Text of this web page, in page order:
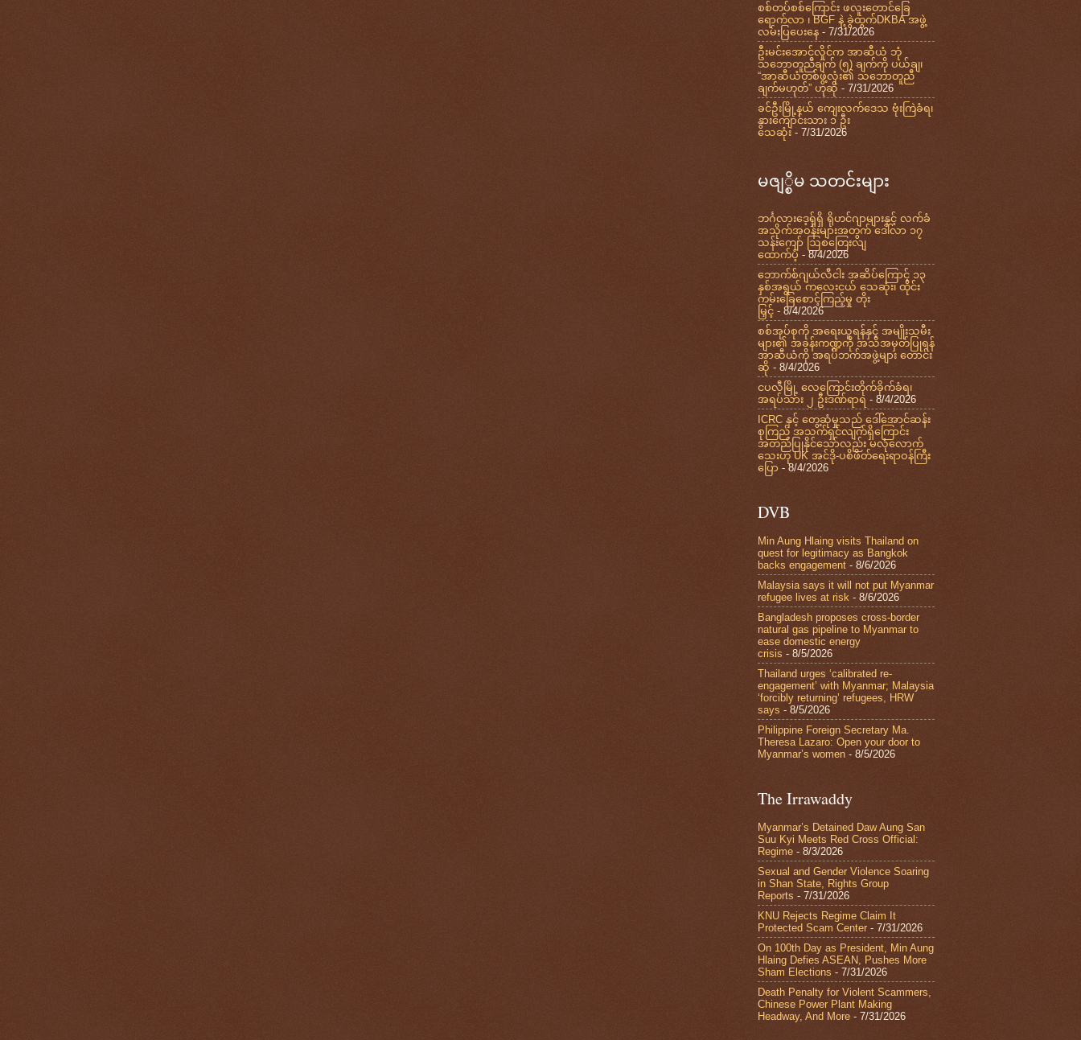
စစ်တပ်စစ်ကြောင်း ဖလူးတောင်ခြေ
ရောက်လာ ၊ BGF နဲ့ ခွဲထွက်DKBA အဖွဲ့
လမ်းပြပေးနေ - 7/31/2026
ဦးမင်းအောင်လှိုင်က အာဆီယံ ဘုံ
သဘောတူညီချက် (၅) ချက်ကို ပယ်ချ၊
“အာဆီယံတစ်ဖွဲ့လုံး၏ သဘောတူညီ
ချက်မဟုတ်” ဟုဆို - 7/31/2026
ခင်ဦးမြို့နယ် ကျေးလက်ဒေသ ဗုံးကြဲခံရ၊
နွားကျောင်းသား ၁ ဦး
သေဆုံး- 7/31/2026
မဇျ္စိမ သတင်းများ
ဘင်္ဂလားဒေ့ရှ်ရှိ ရိုဟင်ဂျာများနှင့် လက်ခံ
အသိုက်အဝန်းများအတွက် ဒေါ်လာ ၁၇
သန်းကျော် ဩစတြေးလျ
ထောက်ပံ့ - 8/4/2026
ဘောက်စ်ဂျယ်လီငါး အဆိပ်ကြောင့် ၁၃
နှစ်အရွယ် ကလေးငယ် သေဆုံး၊ ထိုင်း
ကမ်းခြေစောင့်ကြည့်မှု တိုး
မြှင့် - 8/4/2026
စစ်အုပ်စုကို အရေးယူရန်နှင့် အမျိုးသမီး
များ၏ အခန်းကဏ္ဍကို အသိအမှတ်ပြုရန်
အာဆီယံကို အရပ်ဘက်အဖွဲ့များ တောင်း
ဆို - 8/4/2026
ငပလီမြို့ လေကြောင်းတိုက်ခိုက်ခံရ၊
အရပ်သား ၂ ဦးဒဏ်ရာရ - 8/4/2026
ICRC နှင့် တွေ့ဆုံမှုသည် ဒေါ်အောင်ဆန်း
စုကြည် အသက်ရှင်လျက်ရှိကြောင်း
အတည်ပြုနိုင်သော်လည်း မလုံလောက်
သေးဟု UK အင်ဒို-ပစိဖိတ်ရေးရာဝန်ကြီး
ပြော - 8/4/2026
DVB
Min Aung Hlaing visits Thailand on
quest for legitimacy as Bangkok
backs engagement - 8/6/2026
Malaysia says it will not put Myanmar
refugee lives at risk - 8/6/2026
Bangladesh proposes cross-border
natural gas pipeline to Myanmar to
ease domestic energy
crisis - 8/5/2026
Thailand urges ‘calibrated re-
engagement’ with Myanmar; Malaysia
‘forcibly returning’ refugees, HRW
says - 8/5/2026
Philippine Foreign Secretary Ma.
Theresa Lazaro: Open your door to
Myanmar’s women - 8/5/2026
The Irrawaddy
Myanmar’s Detained Daw Aung San
Suu Kyi Meets Red Cross Official:
Regime - 8/3/2026
Sexual and Gender Violence Soaring
in Shan State, Rights Group
Reports - 7/31/2026
KNU Rejects Regime Claim It
Protected Scam Center - 7/31/2026
On 100th Day as President, Min Aung
Hlaing Defies ASEAN, Pushes More
Sham Elections - 7/31/2026
Death Penalty for Violent Scammers,
Chinese Power Plant Making
Headway, And More - 7/31/2026